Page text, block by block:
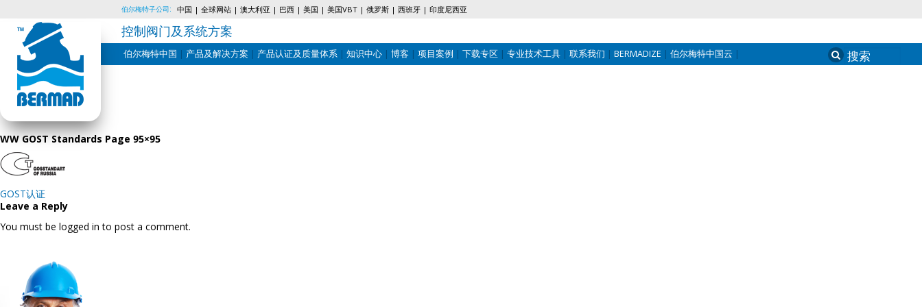
Skip
content
伯尔梅特子公司: 中国 全球网站 澳大利亚 巴西 美国 美国VBT 俄罗斯 西班牙 印度尼西亚
控制阀门及系统方案
伯尔梅特中国 产品及解决方案 产品认证及质量体系 知识中心 博客 项目案例 下载专区 专业技术工具 联系我们 BERMADIZE 伯尔梅特中国云 Search
for:
WW GOST Standards Page 95×95
Post
navigation
GOST认证
Leave a Reply
You must be logged in to post a comment.